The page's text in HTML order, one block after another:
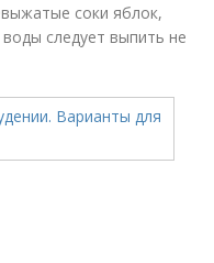
соки яблок,
следует выпить не